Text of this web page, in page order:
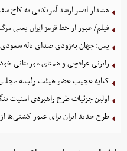
هشدار افسر ارشد آمریکایی به کاخ
فیلم/ عبور از خط قرمز ایران یعنی
یمن: جهان به‌زودی صدای ناله
رایزنی عراقچی و همتای موریتانی
کنایه عجیب عضو هیئت رئیسه مجلس
اولین جزئیات طرح راهبردی امنیت
طرح جدید ایران برای عبور کشتی‌ها